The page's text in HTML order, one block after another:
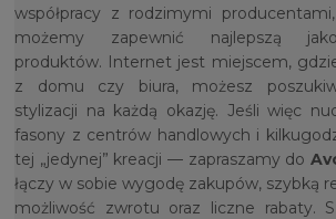
współpracy z rodzimymi
możemy zapewnić najlepszą
produktów. Internet jest miejscem,
z domu czy biura, możesz
stylizacji na każdą okazję. Jeśli więc
fasony z centrów handlowych i
tej „jedynej” kreacji — zapraszamy do
łączy w sobie wygodę zakupów, szybką
możliwość zwrotu oraz liczne rabaty.